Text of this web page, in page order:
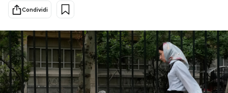
Scienza
Economia
Sport
Altrecose
Mondiali calcio 2026
Condividi